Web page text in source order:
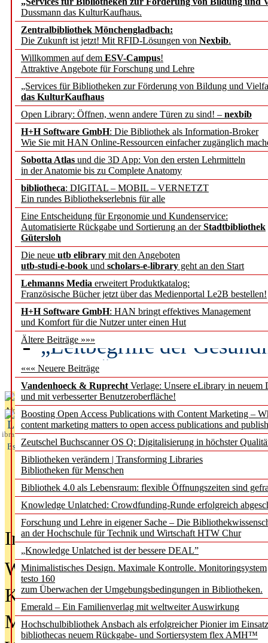
Dussmann das KulturKaufhaus.
Zentralbibliothek Mönchengladbach:
Die Zukunft ist jetzt! Mit RFID-Lösungen von Nexbib.
Willkommen auf dem ESV-Campus!
Attraktive Angebote für Forschung und Lehre
„Services für Bibliotheken zur Förderung von Bildung und
das KulturKaufhaus
Open Library: Öffnen, wenn andere Türen zu sind! – nexbib
H+H Software GmbH: Die Bibliothek als Information-Broker
Wie Sie mit HAN Online-Ressourcen einfacher zugänglich
Sobotta Atlas und die 3D App: Von den ersten Lehrmitteln
in der Anatomie bis zu Complete Anatomy
bibliotheca: DIGITAL – MOBIL – VERNETZT
Ein rundes Bibliothekserlebnis für alle
Eine Entscheidung für Ergonomie und Kundenservice:
Automatisierte Rückgabe und Sortierung an derStadtbibliothek
Gütersloh
Die neue utb elibrary mit den Angeboten
utb-studi-e-book und scholars-e-library geht an den Start
Lehmanns Media erweitert Produktkatalog:
Französische Bücher jetzt über das Medienportal Le2B bestellen!
H+H Software GmbH: HAN bringt effektives Management
und Komfort für die Nutzer unter einen Hut
Ältere Beiträge »»»
««« Neuere Beiträge
Vandenhoeck & Ruprecht Verlage: Unsere eLibrary in neuem
und mit verbesserter Benutzeroberfläche!
Boosting Open Access Publications with Content Marketing –
content marketing matters to open access publications and
Zeutschel Buchscanner OS Q: Digitalisierung in höchster
Bibliotheken verändern | Transforming Libraries
Bibliotheken für Menschen
Bibliothek 4.0 als Lebensraum: flexible Öffnungszeiten sind
Knowledge Unlatched: Crowdfunding-Runde erfolgreich
Forschung und Lehre in eigener Sache – Die
an der Hochschule für Technik und Wirtschaft HTW Chur
„Knowledge Unlatched ist der bessere DEAL”
Minimalistisches Design. Maximale Kontrolle. Monitoringsystem
testo 160
zum Überwachen der Umgebungsbedingungen in Bibliotheken.
Emerald – Ein Familienverlag mit weltweiter Auswirkung
Hochschulbibliothek Ansbach als erfolgreicher Pionier im
bibliothecas neuem Rückgabe- und Sortiersystem flex AMH™
angepasst
konstruktiv!
Mohr Siebeck
und die Zeitschrift für
Francke Attempto
EBSCO Information
Recherchefunktionen in
Sorbisches Institut neu
Geschichte und
Künstliche Intelligenz
besser zu verstehen
„Leitbegriffe der
des BIÖG erscheinen
Aktuelles aus
L
ibrary
Essentials
In der Ausgabe06/2026(August
Was Hochschul­bibliotheken von
Kinder in der digitalen Welt
Metadaten als Infrastruktur